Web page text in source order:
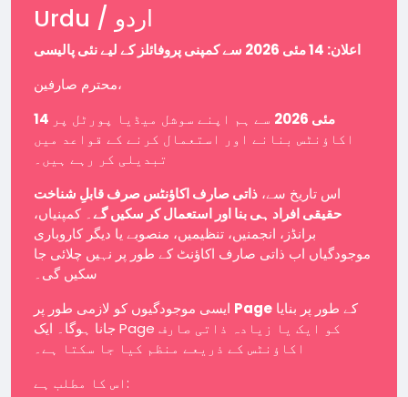
Urdu / اردو
اعلان: 14 مئی 2026 سے کمپنی پروفائلز کے لیے نئی پالیسی
محترم صارفین،
14 مئی 2026
سے ہم اپنے سوشل میڈیا پورٹل پر
اکاؤنٹس بنانے اور استعمال کرنے کے قواعد میں
تبدیلی کر رہے ہیں۔
اس تاریخ سے، ذاتی صارف اکاؤنٹس صرف قابلِ شناخت
حقیقی افراد ہی بنا اور استعمال کر سکیں گے۔ کمپنیاں،
برانڈز، انجمنیں، تنظیمیں، منصوبے یا دیگر کاروباری
موجودگیاں اب ذاتی صارف اکاؤنٹ کے طور پر نہیں چلائی جا
سکیں گی۔
Page
جانا ہوگا۔ ایک Page کو ایک یا زیادہ ذاتی صارف
اکاؤنٹس کے ذریعے منظم کیا جا سکتا ہے۔
اس کا مطلب ہے: